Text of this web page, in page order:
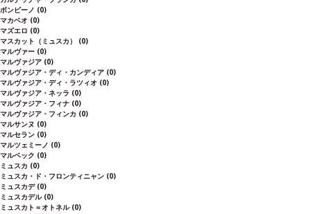
ボンビーノ (0)
マカベオ (0)
マズエロ (0)
マスカット（ミュスカ） (0)
マルヴァー (0)
マルヴァジア (0)
マルヴァジア・ディ・カンディア (0)
マルヴァジア・ディ・ラツィオ (0)
マルヴァジア・ネッラ (0)
マルヴァジア・フィナ (0)
マルヴァジア・フィンカ (0)
マルサンヌ (0)
マルセラン (0)
マルツェミーノ (0)
マルベック (0)
ミュスカ (0)
ミュスカ・ド・フロンティニャン (0)
ミュスカデ (0)
ミュスカデル (0)
ミュスカト＝オトネル (0)